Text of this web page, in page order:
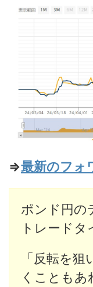
⇒最新のフォ
ポンド円の
トレードタ
「反転を
くこともあ